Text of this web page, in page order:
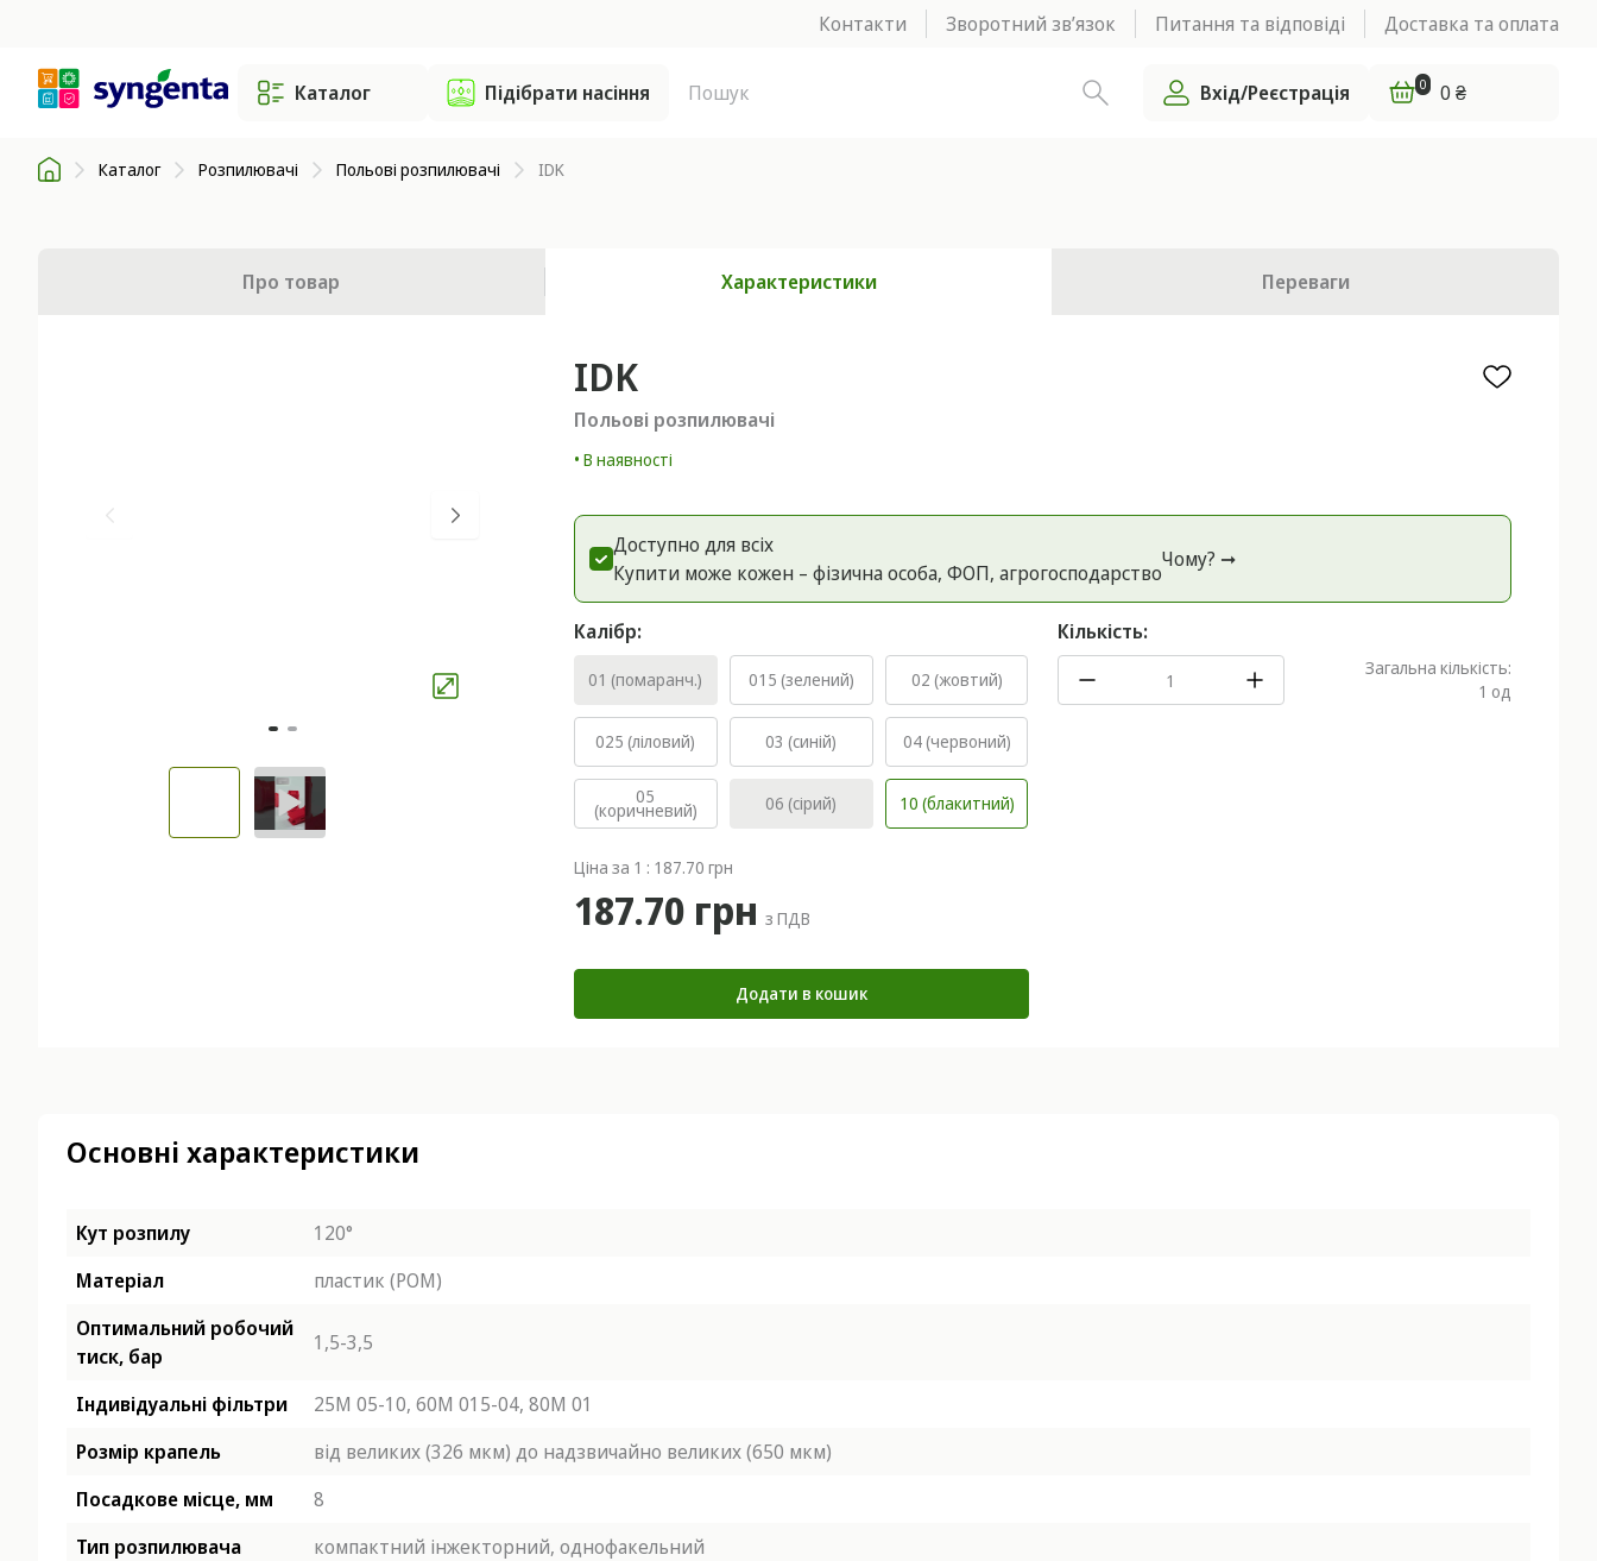
Контакти Зворотний зв’язок Питання та відповіді Доставка та оплата
Каталог Підібрати насіння Вхід/Реєстрація 0 0 ₴
Каталог Розпилювачі Польові розпилювачі IDK
Про товар Характеристики Переваги
IDK
Польові розпилювачі
• В наявності
Доступно для всіх
Купити може кожен – фізична особа, ФОП, агрогоспoдарство
Чому? ➞
Калібр:
01 (помаранч.) 015 (зелений) 02 (жовтий)
025 (ліловий) 03 (синій) 04 (червоний)
05
(коричневий) 06 (сірий) 10 (блакитний)
Кількість:
Загальна кількість:
1 од
Ціна за 1 : 187.70 грн
187.70 грн з ПДВ
Додати в кошик
Основні характеристики
Кут розпилу
120°
Матеріал
пластик (POM)
Оптимальний робочий
тиск, бар
1,5-3,5
Індивідуальні фільтри 25М 05-10, 60М 015-04, 80М 01
Розмір крапель
від великих (326 мкм) до надзвичайно великих (650 мкм)
Посадкове місце, мм
8
Тип розпилювача
компактний інжекторний, однофакельний